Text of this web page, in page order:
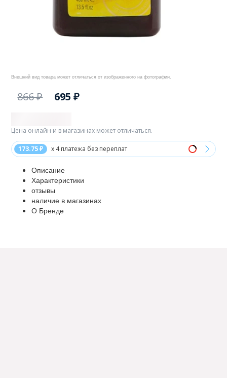
Внешний вид товара может отличаться от изображенного на фотографии.
866 ₽ 695 ₽
173.75 ₽ x 4 платежа без переплат
Цена онлайн и в магазинах может отличаться.
Описание
Характеристики
отзывы
наличие в магазинах
О Бренде